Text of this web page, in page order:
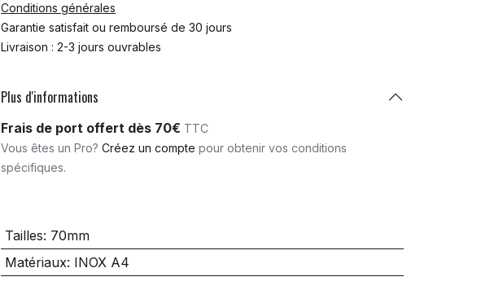
Conditions générales
Garantie satisfait ou remboursé de 30 jours
Livraison : 2-3 jours ouvrables
Plus d'informations
Frais de port offert dès 70€ TTC
Vous êtes un Pro? Créez un compte pour obtenir vos conditions
spécifiques.
Tailles: 70mm
Matériaux: INOX A4